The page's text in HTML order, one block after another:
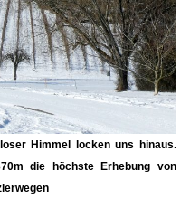
Himmel locken uns hinaus.
die höchste Erhebung von